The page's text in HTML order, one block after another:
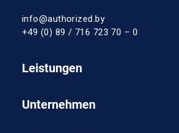
info@authorized.by
+49 (0) 89 / 716 723 70 – 0
Leistungen
Unternehmen